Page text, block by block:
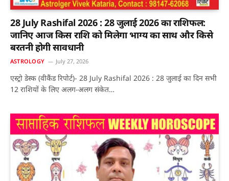
28 July Rashifal 2026 : 28 जुलाई 2026 का राशिफल:
जानिए आज किस राशि को मिलेगा भाग्य का साथ और किसे
बरतनी होगी सावधानी
ASTROLOGY July 27, 2026
एस्ट्रो डेस्क (वीकैंड रिपोर्ट)- 28 July Rashifal 2026 : 28 जुलाई का दिन सभी
12 राशियों के लिए अलग-अलग संकेत…